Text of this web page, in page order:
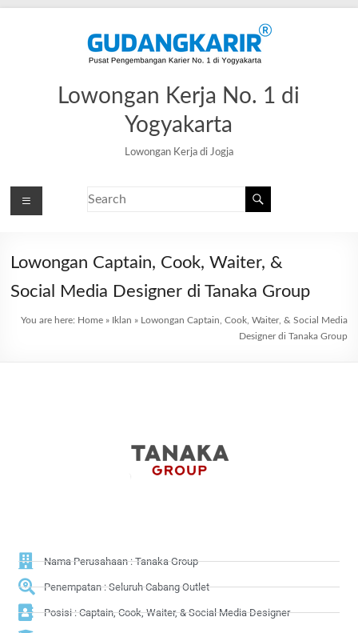
Lowongan Kerja No. 1 di
Yogyakarta
Lowongan Kerja di Jogja
Lowongan Captain, Cook, Waiter, &
Social Media Designer di Tanaka Group
You are here: Home» Iklan » Lowongan Captain, Cook, Waiter, & Social Media
Designer di Tanaka Group
Nama Perusahaan : Tanaka Group
Penempatan : Seluruh Cabang Outlet
Posisi : Captain, Cook, Waiter, & Social Media Designer